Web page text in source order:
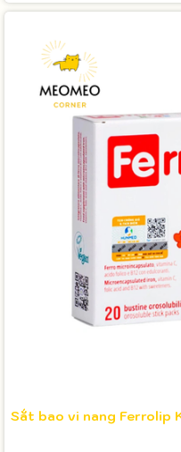
Sắt bao vi nang Ferrolip